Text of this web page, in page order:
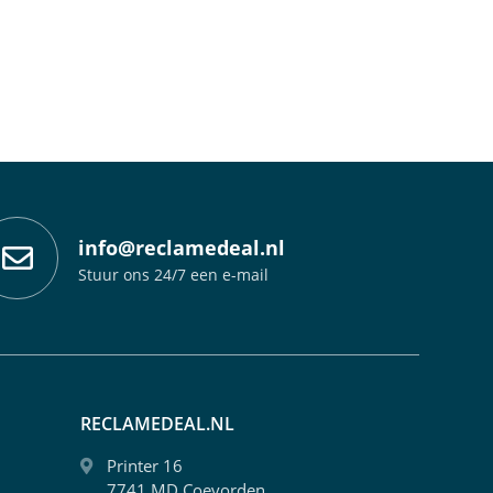
info@reclamedeal.nl
Stuur ons 24/7 een e-mail
RECLAMEDEAL.NL
Printer 16